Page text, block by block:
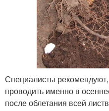
Специалисты
проводить именно в
после облетания всей